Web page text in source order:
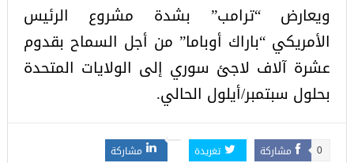
ويعارض “ترامب” بشدة مشروع الرئيس
الأمريكي “باراك أوباما” من أجل السماح بقدوم
عشرة آلاف لاجئ سوري إلى الولايات المتحدة
بحلول سبتمبر/أيلول الحالي.
مشاركة 0 تغريدة
مشاركة